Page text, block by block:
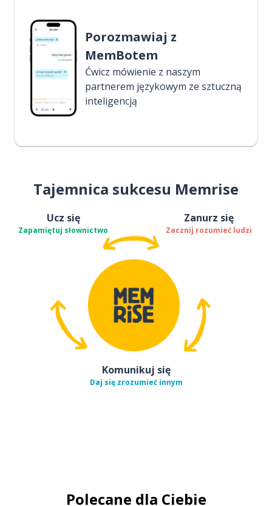
Porozmawiaj z
MemBotem
Ćwicz mówienie z naszym
partnerem językowym ze sztuczną
inteligencją
Tajemnica sukcesu Memrise
Ucz się
Zapamiętuj słownictwo
Zanurz się
Zacznij rozumieć ludzi
Komunikuj się
Daj się zrozumieć innym
Polecane dla Ciebie